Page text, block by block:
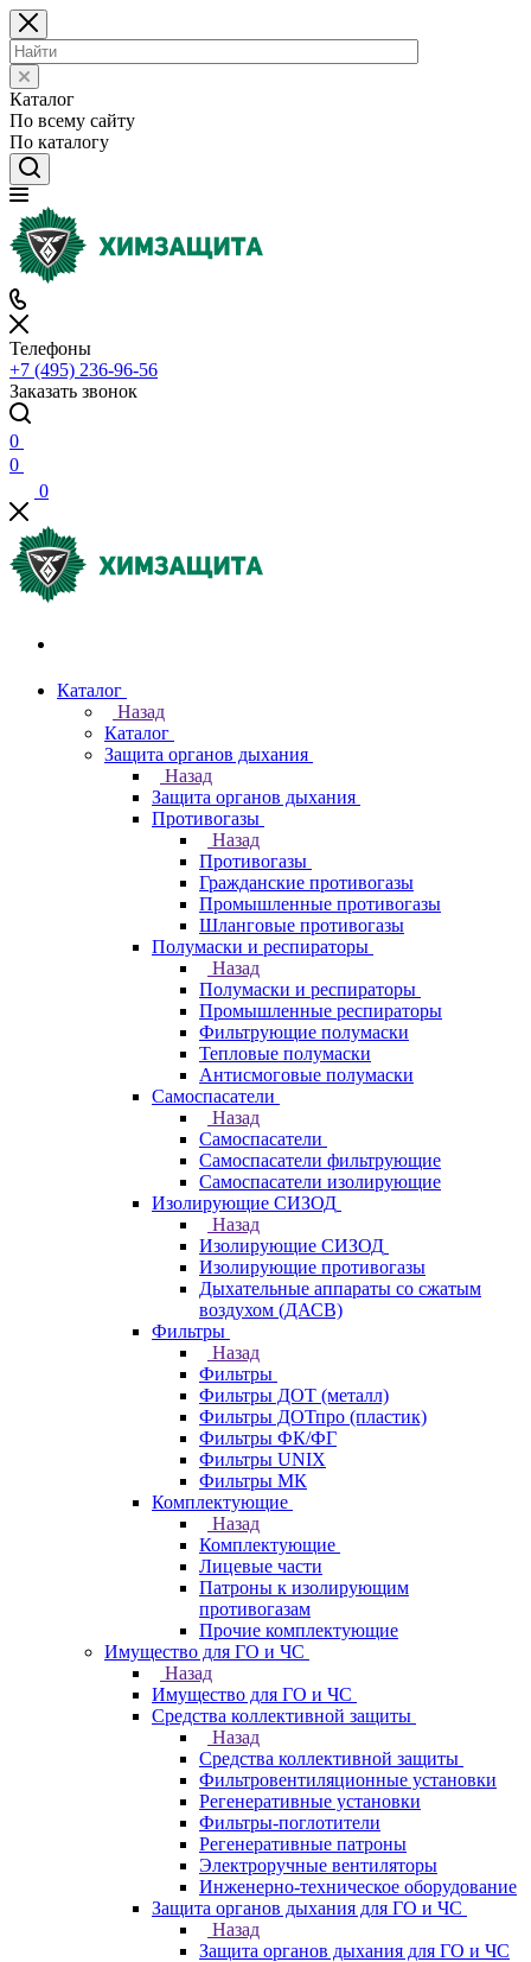
Каталог
По всему сайту
По каталогу
Телефоны
+7 (495) 236-96-56
Заказать звонок
0
0
0
Каталог
Назад
Каталог
Защита органов дыхания
Назад
Защита органов дыхания
Противогазы
Назад
Противогазы
Гражданские противогазы
Промышленные противогазы
Шланговые противогазы
Полумаски и респираторы
Назад
Полумаски и респираторы
Промышленные респираторы
Фильтрующие полумаски
Тепловые полумаски
Антисмоговые полумаски
Самоспасатели
Назад
Самоспасатели
Самоспасатели фильтрующие
Самоспасатели изолирующие
Изолирующие СИЗОД
Назад
Изолирующие СИЗОД
Изолирующие противогазы
Дыхательные аппараты со сжатым
воздухом (ДАСВ)
Фильтры
Назад
Фильтры
Фильтры ДОТ (металл)
Фильтры ДОТпро (пластик)
Фильтры ФК/ФГ
Фильтры UNIX
Фильтры МК
Комплектующие
Назад
Комплектующие
Лицевые части
Патроны к изолирующим
противогазам
Прочие комплектующие
Имущество для ГО и ЧС
Назад
Имущество для ГО и ЧС
Средства коллективной защиты
Назад
Средства коллективной защиты
Фильтровентиляционные установки
Регенеративные установки
Фильтры-поглотители
Регенеративные патроны
Электроручные вентиляторы
Инженерно-техническое оборудование
Защита органов дыхания для ГО и ЧС
Назад
Защита органов дыхания для ГО и ЧС